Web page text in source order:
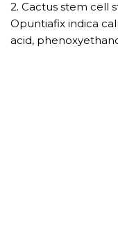
2. Cactus stem cell
Opuntiafix indica
acid,